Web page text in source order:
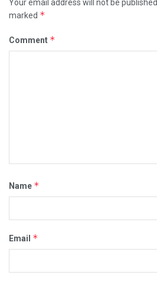
Your email address will not be published.
marked *
Comment *
Name *
Email *